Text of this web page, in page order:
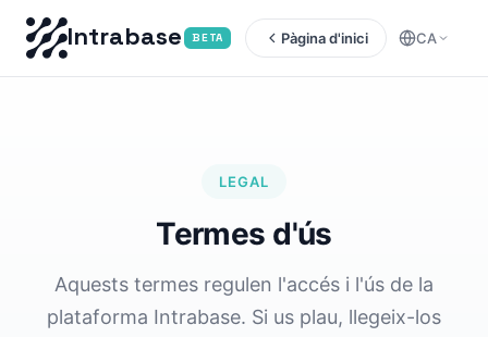
Intrabase BETA Pàgina d'inici CA
LEGAL
Termes d'ús
Aquests termes regulen l'accés i l'ús de la
plataforma Intrabase. Si us plau, llegeix-los